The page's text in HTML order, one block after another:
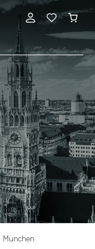
München